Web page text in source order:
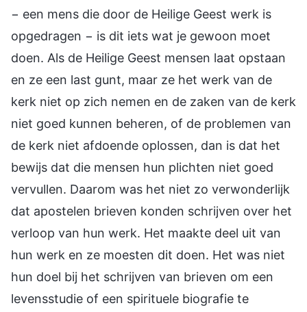
− een mens die door de Heilige Geest werk is
opgedragen − is dit iets wat je gewoon moet
doen. Als de Heilige Geest mensen laat opstaan
en ze een last gunt, maar ze het werk van de
kerk niet op zich nemen en de zaken van de kerk
niet goed kunnen beheren, of de problemen van
de kerk niet afdoende oplossen, dan is dat het
bewijs dat die mensen hun plichten niet goed
vervullen. Daarom was het niet zo verwonderlijk
dat apostelen brieven konden schrijven over het
verloop van hun werk. Het maakte deel uit van
hun werk en ze moesten dit doen. Het was niet
hun doel bij het schrijven van brieven om een
levensstudie of een spirituele biografie te